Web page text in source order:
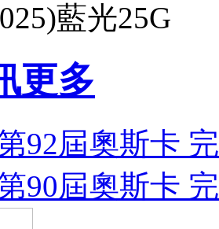
藍光25G
更多
92屆奧斯卡
90屆奧斯卡